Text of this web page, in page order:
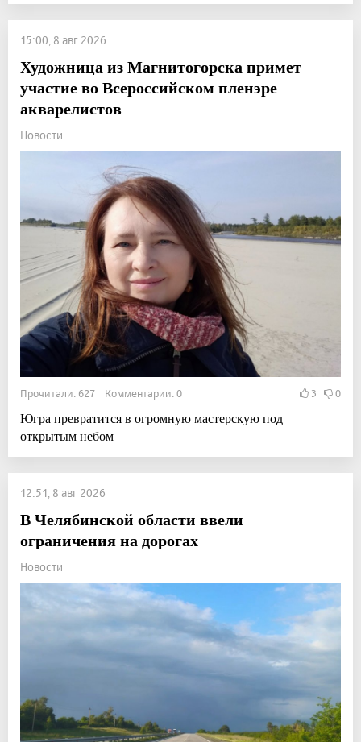
15:00, 8 авг 2026
Художница из Магнитогорска примет
участие во Всероссийском пленэре
акварелистов
Новости
Прочитали: 627 Комментарии: 0 3 0
Югра превратится в огромную мастерскую под
открытым небом
12:51, 8 авг 2026
В Челябинской области ввели
ограничения на дорогах
Новости